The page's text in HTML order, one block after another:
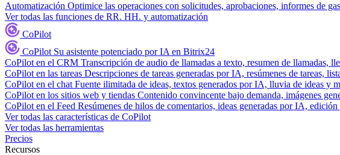
Automatización Optimice las operaciones con solicitudes, aprobaciones, informes de
Ver todas las funciones de RR. HH. y automatización
CoPilot
CoPilot Su asistente potenciado por IA en Bitrix24
CoPilot en el CRM Transcripción de audio de llamadas a texto, resumen de llamadas,
CoPilot en las tareas Descripciones de tareas generadas por IA, resúmenes de tareas,
CoPilot en el chat Fuente ilimitada de ideas, textos generados por IA, lluvia de ideas y
CoPilot en los sitios web y tiendas Contenido convincente bajo demanda, imágenes
CoPilot en el Feed Resúmenes de hilos de comentarios, ideas generadas por IA,
Ver todas las características de CoPilot
Ver todas las herramientas
Precios
Recursos